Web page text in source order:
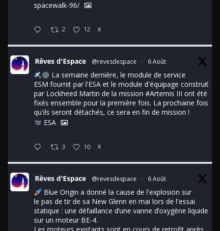
spacewalk-96/
2 12 X
Rêves d'Espace @revesdespace · 6 Août
La semaine dernière, le module de service
ESM fournit par l'ESA et le module d'équipage construit
par Lockheed Martin de la mission #Artemis III ont été
fixés ensemble pour la première fois. La prochaine fois
qu'ils seront détachés, ce sera en fin de mission !
ESA
3 10 X
Rêves d'Espace @revesdespace · 6 Août
Blue Origin a donné la cause de l'explosion sur
le pas de tir de sa New Glenn en mai lors de l'essai
statique : une défaillance d’une vanne d’oxygène liquide
sur un moteur BE-4.